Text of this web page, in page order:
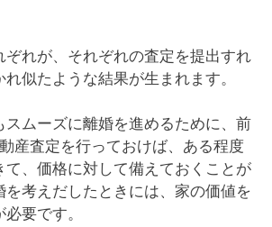
ぞれが、それぞれの査定を提出すれ
似たような結果が生まれます。
スムーズに離婚を進めるために、前
産査定を行っておけば、ある程度
て、価格に対して備えておくことが
を考えだしたときには、家の価値を
要です。